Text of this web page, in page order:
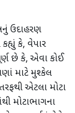
ઉદાહરણ
કે, વેપાર
છે કે, એવા કોઈ
માટે મુશ્કેલ
એટલા મોટા
મોટાભાગના